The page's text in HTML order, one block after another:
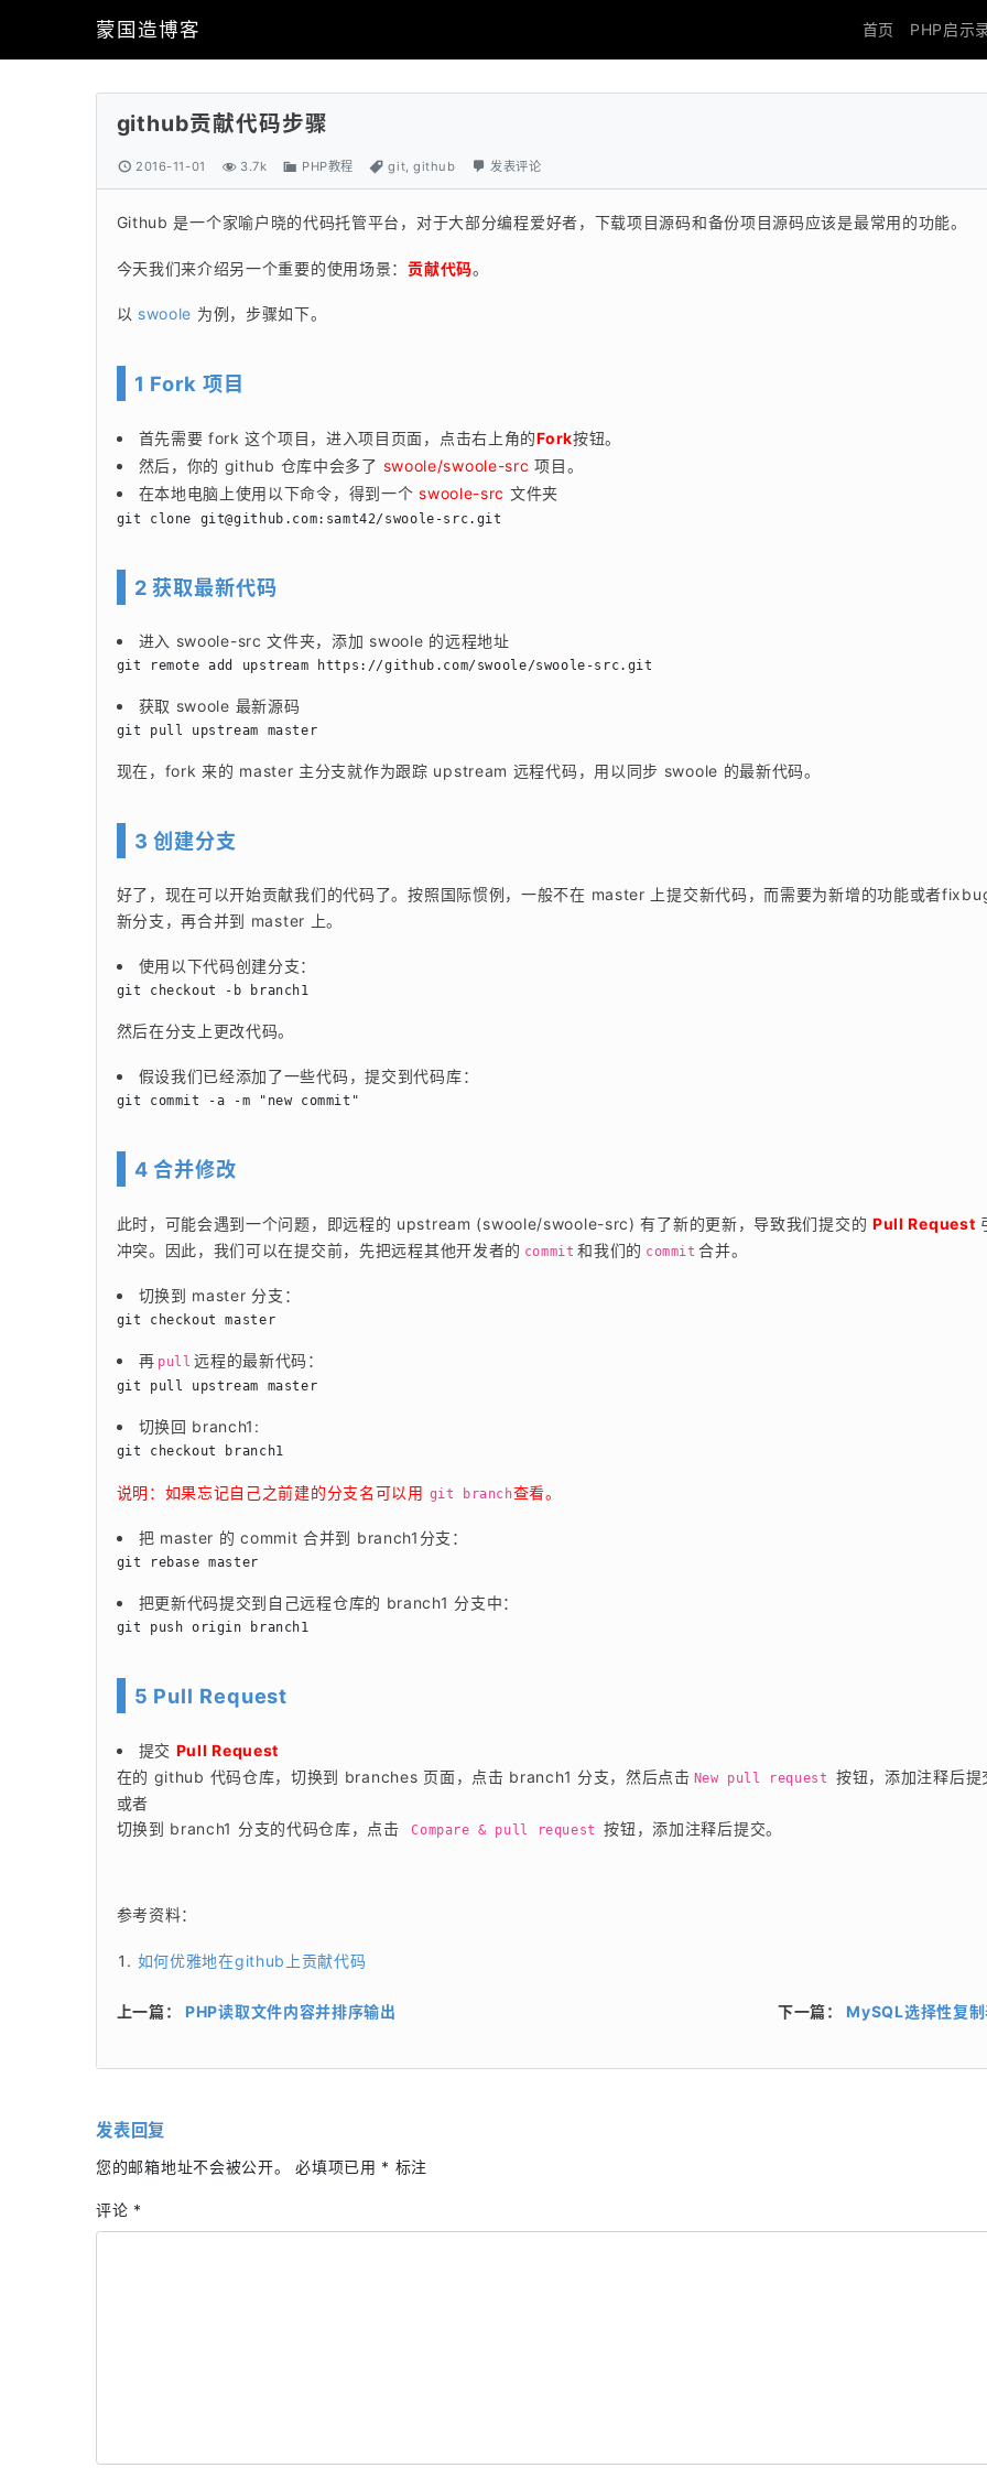
蒙国造博客 首页 PHP启示
github贡献代码步骤
2016-11-01 3.7k PHP教程 git ,github 发表评论
Github 是一个家喻户晓的代码托管平台，对于大部分编程爱好者，下载项目源码和备份项目源码应该是最常用的功能。
今天我们来介绍另一个重要的使用场景：贡献代码。
以 swoole 为例，步骤如下。
1 Fork 项目
首先需要 fork 这个项目，进入项目页面，点击右上角的Fork按钮。
然后，你的 github 仓库中会多了 swoole/swoole-src 项目。
在本地电脑上使用以下命令，得到一个swoole-src 文件夹
git clone git@github.com
2 获取最新代码
进入 swoole-src 文件夹，添加 swoole 的远程地址
获取 swoole 最新源码
现在，fork 来的 master 主分支就作为跟踪 upstream 远程代码，用以同步 swoole 的最新代码。
3 创建分支
好了，现在可以开始贡献我们的代码了。按照国际惯例，一般不在 master 上提交新代码，而需要为新增的功能或者
新分支，再合并到 master 上。
使用以下代码创建分支：
然后在分支上更改代码。
假设我们已经添加了一些代码，提交到代码库：
4 合并修改
此时，可能会遇到一个问题，即远程的 upstream (swoole/swoole-src) 有了新的更新，导致我们提交的 Pull Request
冲突。因此，我们可以在提交前，先把远程其他开发者的 commit 和我们的 commit 合并。
切换到 master 分支：
再 pull 远程的最新代码：
切换回 branch1:
说明：如果忘记自己之前建的分支名可以用 git branch查看。
把 master 的 commit 合并到 branch1分支：
把更新代码提交到自己远程仓库的 branch1 分支中：
5 Pull Request
提交 Pull Request
在的 github 代码仓库，切换到 branches 页面，点击 branch1 分支，然后点击 New pull request
按钮，添加注释后提
或者
切换到 branch1 分支的代码仓库，点击
Compare & pull request 按钮，添加注释后提交。
参考资料：
如何优雅地在github上贡献代码
上一篇： PHP读取文件内容并排序输出 下一篇： MySQL选择性复
发表回复
您的邮箱地址不会被公开。 必填项已用 * 标注
评论 *